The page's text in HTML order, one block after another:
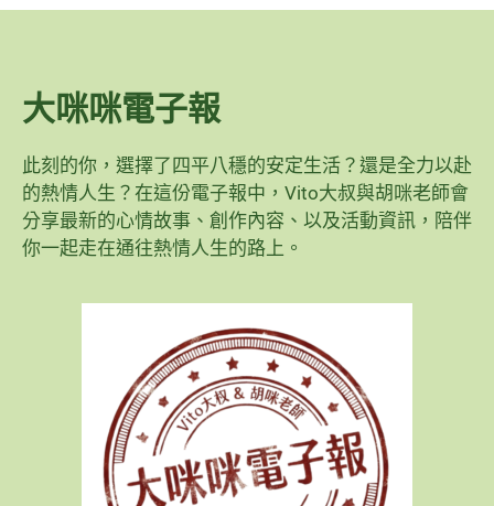
大咪咪電子報
此刻的你，選擇了四平八穩的安定生活？還是全力以赴
的熱情人生？在這份電子報中，Vito大叔與胡咪老師會
分享最新的心情故事、創作內容、以及活動資訊，陪伴
你一起走在通往熱情人生的路上。